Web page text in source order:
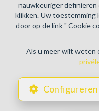
nauwkeuriger
klikken. Uw toestemming
door op de link " Cookie
Als u meer wilt weten
Configureren